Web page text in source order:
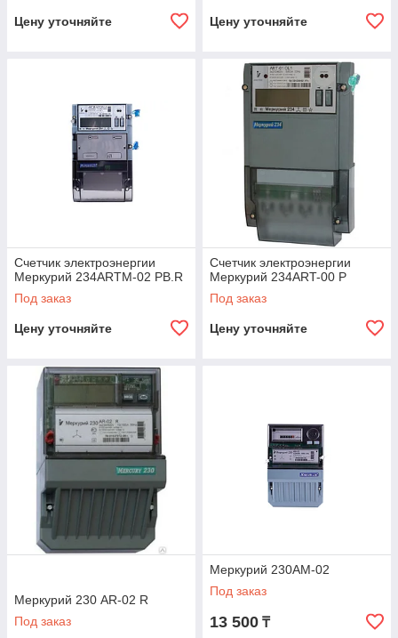
Цену уточняйте Цену уточняйте
Счетчик электроэнергии
Меркурий 234ARTM-02 PB.R
Под заказ
Цену уточняйте
Счетчик электроэнергии
Меркурий 234ART-00 P
Под заказ
Цену уточняйте
Меркурий 230 AR-02 R
Под заказ
Меркурий 230АМ-02
Под заказ
13 500 ₸